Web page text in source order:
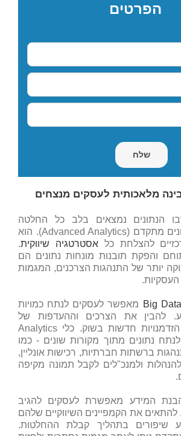
הפרטים
מלאכותית לעסקים מנצחים
הנתונים נמצאים בלב כל החלטה
שיווקית, ניתוח נתונים מתקדם (Advanced Analytics). הוא
להצלחת כלאסטרטגיה שיווקית.
והפקת תובנות מונחות נתונים הם
יותר של התנהגות הצרכנים, המגמות
העסקיות.
Big Data מאפשר לעסקים לנתח כמויות
להבין את הצרכים וההעדפות של
הלקוחות, ולזהות הזדמנויות חדשות בשוק. כלי Analytics
נתונים מתוך מקורות שונים - כמו
ברשתות חברתיות, רכישות אונליין,
ולמנכ"לים לקבל תמונה מקיפה
המידע מאפשרת לעסקים להגיב
להתאים את הקמפיינים השיווקיים שלהם
שיפורים בתהליך קבלת ההחלטות.